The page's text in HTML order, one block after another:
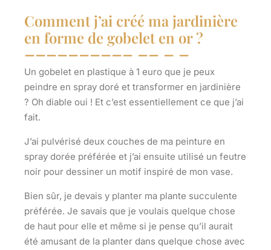
Comment j’ai créé ma jardinière
en forme de gobelet en or ?
Un gobelet en plastique à 1 euro que je peux
peindre en spray doré et transformer en jardinière
? Oh diable oui ! Et c’est essentiellement ce que j’ai
fait.
J’ai pulvérisé deux couches de ma peinture en
spray dorée préférée et j’ai ensuite utilisé un feutre
noir pour dessiner un motif inspiré de mon vase.
Bien sûr, je devais y planter ma plante succulente
préférée. Je savais que je voulais quelque chose
de haut pour elle et même si je pense qu’il aurait
été amusant de la planter dans quelque chose avec